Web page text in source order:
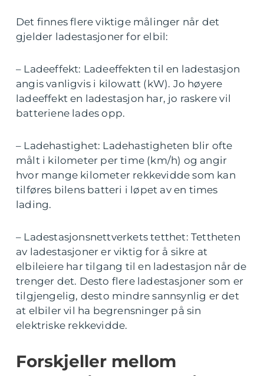
Det finnes flere viktige målinger når det
gjelder ladestasjoner for elbil:
– Ladeeffekt: Ladeeffekten til en ladestasjon
angis vanligvis i kilowatt (kW). Jo høyere
ladeeffekt en ladestasjon har, jo raskere vil
batteriene lades opp.
– Ladehastighet: Ladehastigheten blir ofte
målt i kilometer per time (km/h) og angir
hvor mange kilometer rekkevidde som kan
tilføres bilens batteri i løpet av en times
lading.
– Ladestasjonsnettverkets tetthet: Tettheten
av ladestasjoner er viktig for å sikre at
elbileiere har tilgang til en ladestasjon når de
trenger det. Desto flere ladestasjoner som er
tilgjengelig, desto mindre sannsynlig er det
at elbiler vil ha begrensninger på sin
elektriske rekkevidde.
Forskjeller mellom